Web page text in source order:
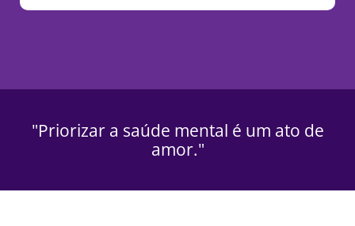
"Priorizar a saúde mental é um ato de
amor."